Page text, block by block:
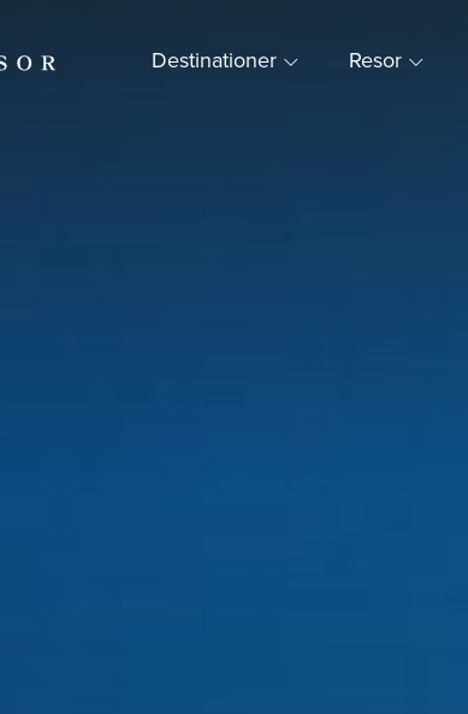
Destinationer Resor